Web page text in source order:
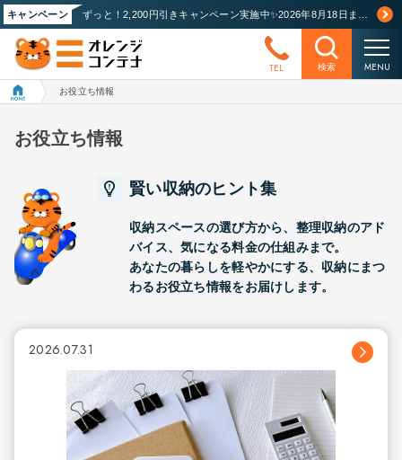
キャンペーン
TEL 検索 MENU
お役立ち情報
お役立ち情報
賢い収納のヒント集
収納スペースの選び方から、整理収納のアド
バイス、気になる料金の仕組みまで。
あなたの暮らしを軽やかにする、収納にまつ
わるお役立ち情報をお届けします。
2026.07.31